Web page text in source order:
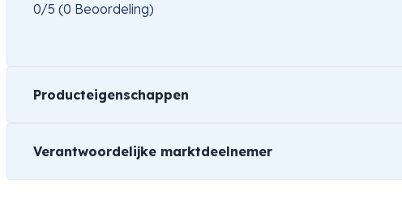
0/5 (0 Beoordeling)
Producteigenschappen
Verantwoordelijke marktdeelnemer